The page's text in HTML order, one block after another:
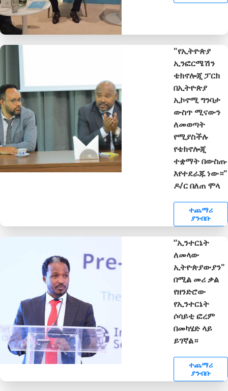
"የኢትዮጵያ
ኢንፎርሜሽን
ቴክኖሎጂ ፓርክ
በኢትዮጵያ
ኢኮኖሚ ግንባታ
ውስጥ ሚናውን
ለመወጣት
የሚያስችሉ
የቴክኖሎጂ
ተቋማት በውስጡ
እየተደራጁ ነው።"
ዶ/ር በለጠ ሞላ
ተጨማሪ
ያንብቡ
“ኢንተርኔት
ለመላው
ኢትዮጵያውያን"
በሚል መሪ ቃል
የዘንድሮው
የኢንተርኔት
ሶሳይቲ ፎረም
በመካሄድ ላይ
ይገኛል።
ተጨማሪ
ያንብቡ